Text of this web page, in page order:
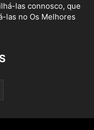
las connosco, que
las no Os Melhores